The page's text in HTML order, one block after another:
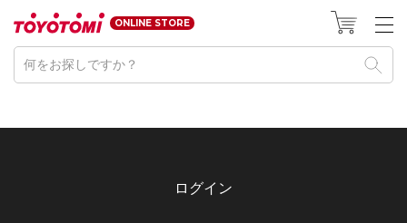
ONLINE STORE
HOME ログイン
ログイン